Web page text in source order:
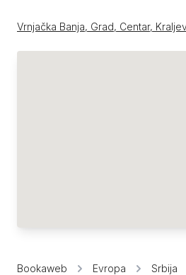
Vrnjačka Banja, Grad, Centar,
Bookaweb Evropa Srbija